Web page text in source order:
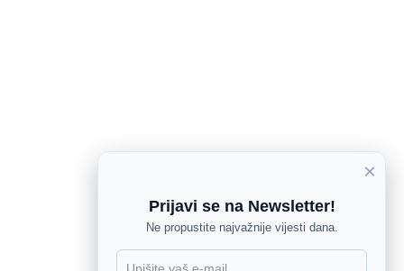
×
Prijavi se na Newsletter!
Ne propustite najvažnije vijesti dana.